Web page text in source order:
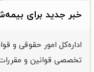
خبر جدید برای
اداره‌کل امور حقوقی و
تخصصی قوانین و